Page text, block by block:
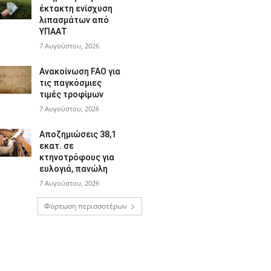
έκτακτη ενίσχυση
λιπασμάτων από
ΥΠΑΑΤ
7 Αυγούστου, 2026
Ανακοίνωση FAO για
τις παγκόσμιες
τιμές τροφίμων
7 Αυγούστου, 2026
Αποζημιώσεις 38,1
εκατ. σε
κτηνοτρόφους για
ευλογιά, πανώλη
7 Αυγούστου, 2026
Φόρτωση περισσοτέρων